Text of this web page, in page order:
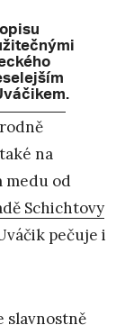
.
na
medu od
Schichtovy
pečuje i
slavnostně